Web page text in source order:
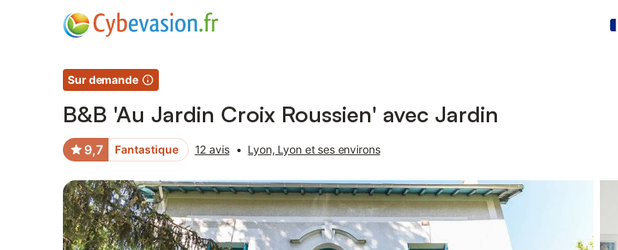
Sur demande
B&B 'Au Jardin Croix Roussien' avec Jardin
9,7 Fantastique 12 avis • Lyon, Lyon et ses environs
Photos Équipements Avis des voyageurs